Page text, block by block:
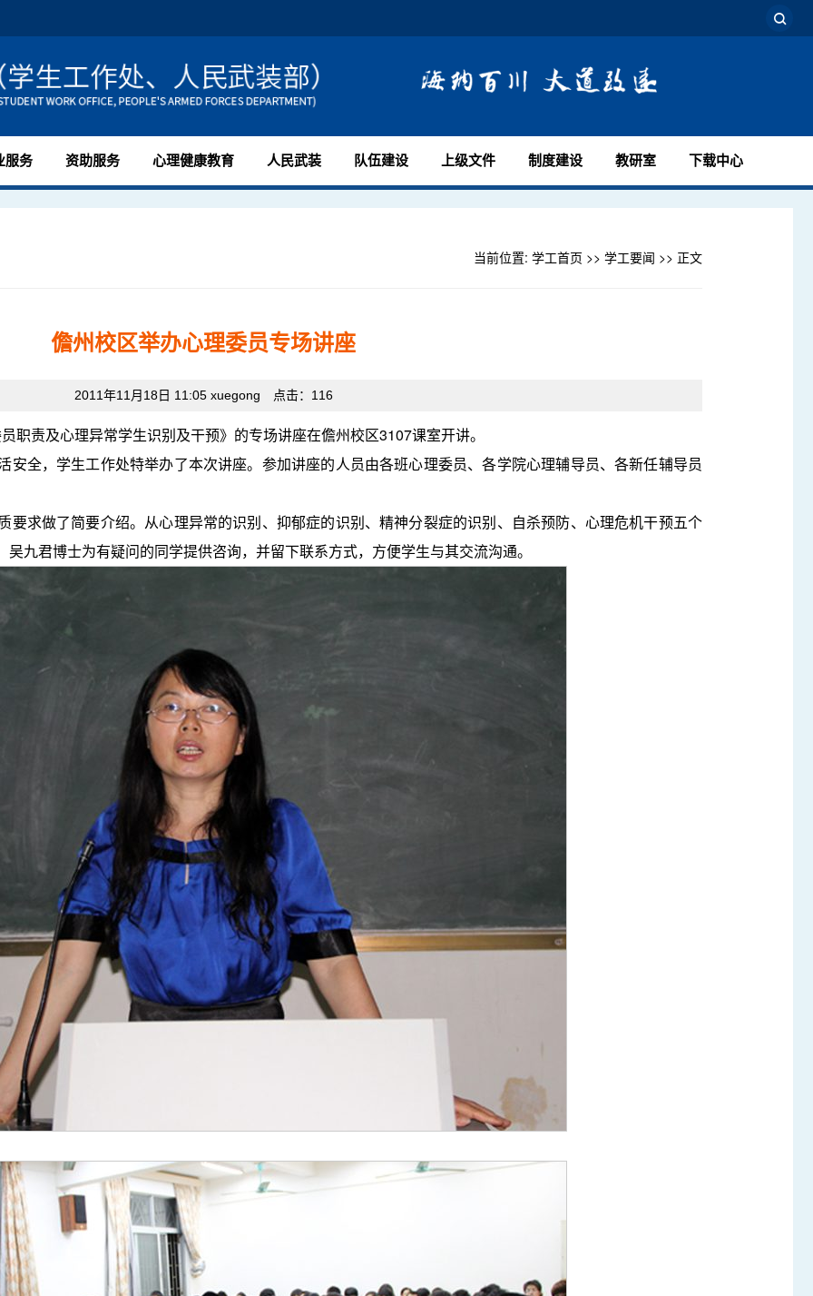
服务 资助服务 心理健康教育 人民武装 队伍建设 上级文件 制度建设 教研室 下载中心
当前位置: 学工首页 >> 学工要闻 >> 正文
儋州校区举办心理委员专场讲座
2011年11月18日 11:05 xuegong 点击： 116
职责及心理异常学生识别及干预》的专场讲座在儋州校区3107课室开讲。
安全，学生工作处特举办了本次讲座。参加讲座的人员由各班心理委员、各学院心理辅导员、各新任辅导员
要求做了简要介绍。从心理异常的识别、抑郁症的识别、精神分裂症的识别、自杀预防、心理危机干预五个
九君博士为有疑问的同学提供咨询，并留下联系方式，方便学生与其交流沟通。